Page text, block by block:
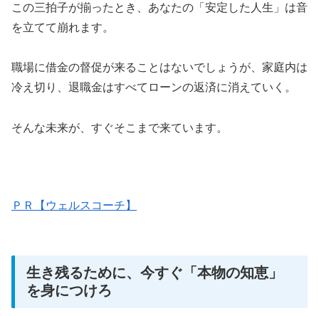
この三拍子が揃ったとき、あなたの「安定した人生」は音
を立てて崩れます。
職場に借金の督促が来ることはないでしょうが、家庭内は
冷え切り、退職金はすべてローンの返済に消えていく。
そんな未来が、すぐそこまで来ています。
ＰＲ【ウェルスコーチ】
生き残るために、今すぐ「本物の知恵」
を身につけろ